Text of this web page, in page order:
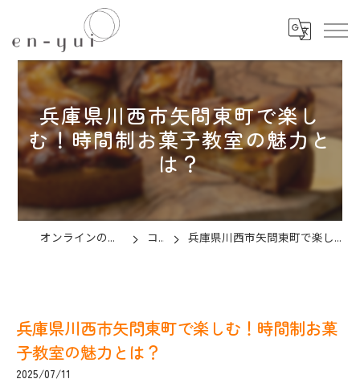
兵庫県川西市矢問東町で楽し
む！時間制お菓子教室の魅力と
は？
オンラインのお菓子教室ならen-yui コラム 兵庫県川西市矢問東町で楽しむ！時間制お菓子教室の魅力とは？
兵庫県川西市矢問東町で楽しむ！時間制お菓
子教室の魅力とは？
2025/07/11